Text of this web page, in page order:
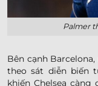
Palmer
Bên cạnh
theo sát diễn biến
khiến Chelsea